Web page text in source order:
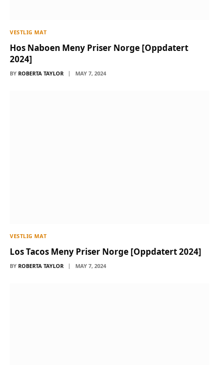
VESTLIG MAT
Hos Naboen Meny Priser Norge [Oppdatert
2024]
BY ROBERTA TAYLOR MAY 7, 2024
VESTLIG MAT
Los Tacos Meny Priser Norge [Oppdatert 2024]
BY ROBERTA TAYLOR MAY 7, 2024